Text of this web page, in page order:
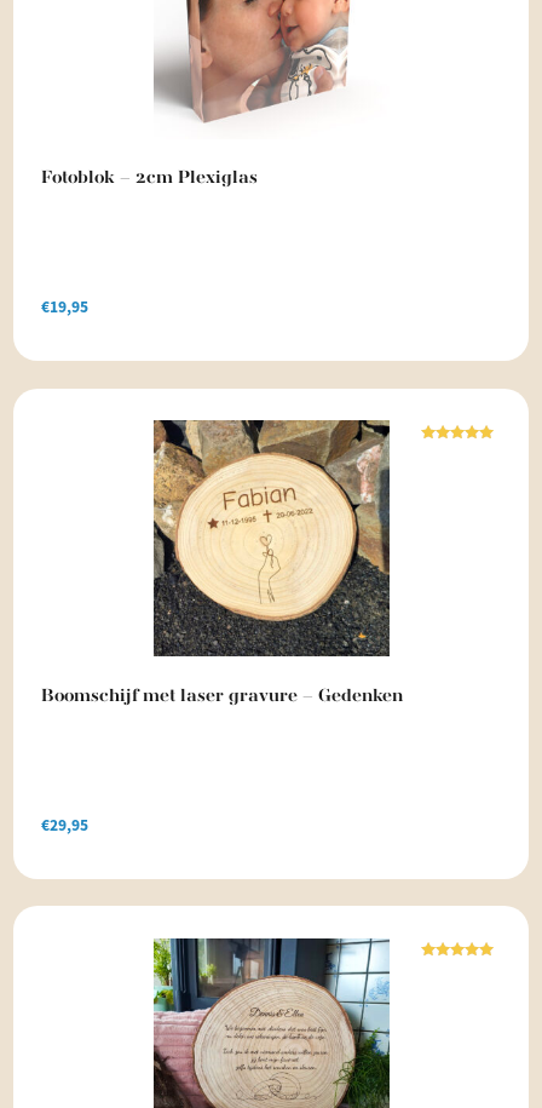
Fotoblok – 2cm Plexiglas
€19,95
Boomschijf met laser gravure – Gedenken
€29,95